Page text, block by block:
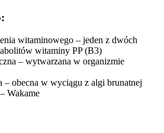
witaminowego – jeden z dwóch
witaminy PP (B3)
– wytwarzana w organizmie
– obecna w wyciągu z algi brunatnej
Wakame